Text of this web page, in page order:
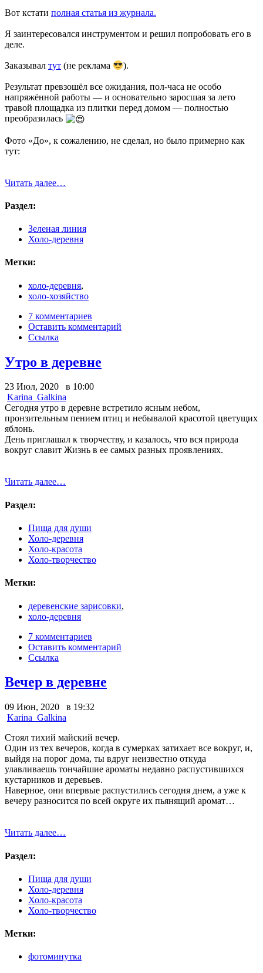
Вот кстати полная статья из журнала.
Я заинтересовался инструментом и решил попробовать его в
деле.
Заказывал тут (не реклама ).
Результат превзошёл все ожидания, пол-часа не особо
напряжённой работы — и основательно заросшая за лето
травой площадка из плитки перед домом — полностью
преобразилась
Фото «До», к сожалению, не сделал, но было примерно как
тут:
Читать далее…
Раздел:
Зеленая линия
Холо-деревня
Метки:
холо-деревня,
холо-хозяйство
7 комментариев
Оставить комментарий
Ссылка
Утро в деревне
23 Июл, 2020 в 10:00
Karina_Galkina
Сегодня утро в деревне встретило ясным небом,
пронзительным пением птиц и небывалой красотой цветущих
яблонь.
День приглашал к творчеству, и казалось, что вся природа
вокруг славит Жизнь в ее самых разных проявлениях.
Читать далее…
Раздел:
Пища для души
Холо-деревня
Холо-красота
Холо-творчество
Метки:
деревенские зарисовки,
холо-деревня
7 комментариев
Оставить комментарий
Ссылка
Вечер в деревне
09 Июн, 2020 в 19:32
Karina_Galkina
Стоял тихий майский вечер.
Один из тех вечеров, когда в сумерках затихает все вокруг, и,
выйдя на порог дома, ты вдруг неизвестно откуда
улавливаешь тончайшие ароматы недавно распустившихся
кустарников и деревьев.
Наверное, они впервые распустились сегодня днем, а уже к
вечеру разносится по всей округе их пьянящий аромат…
Читать далее…
Раздел:
Пища для души
Холо-деревня
Холо-красота
Холо-творчество
Метки:
фотоминутка